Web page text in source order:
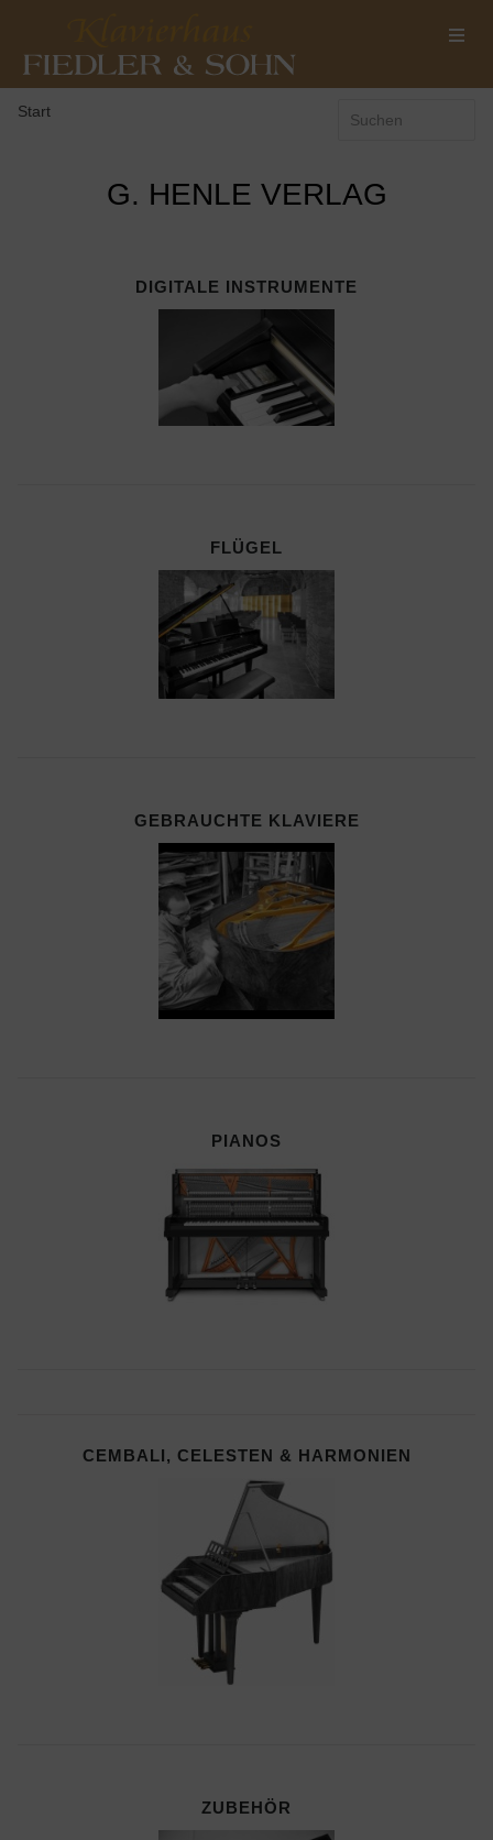
Start
G. HENLE VERLAG
DIGITALE INSTRUMENTE
FLÜGEL
GEBRAUCHTE KLAVIERE
PIANOS
CEMBALI, CELESTEN & HARMONIEN
ZUBEHÖR